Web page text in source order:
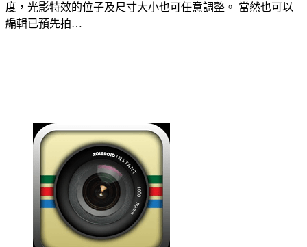
度，光影特效的位子及尺寸大小也可任意調整。 當然也可以
編輯已預先拍…